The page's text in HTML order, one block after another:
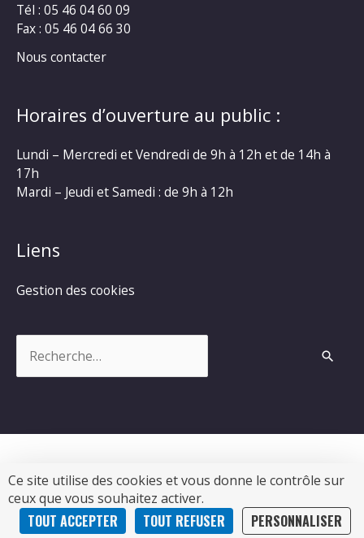
Ce site utilise des cookies et vous donne le contrôle sur
ceux que vous souhaitez activer.
TOUT ACCEPTER TOUT REFUSER PERSONNALISER
Tél : 05 46 04 60 09
Fax : 05 46 04 66 30
Nous contacter
Horaires d’ouverture au public :
Lundi – Mercredi et Vendredi de 9h à 12h et de 14h à
17h
Mardi – Jeudi et Samedi : de 9h à 12h
Liens
Gestion des cookies
Copyright © 2026Commune de Chevanceaux|
Propulsé par Soluris